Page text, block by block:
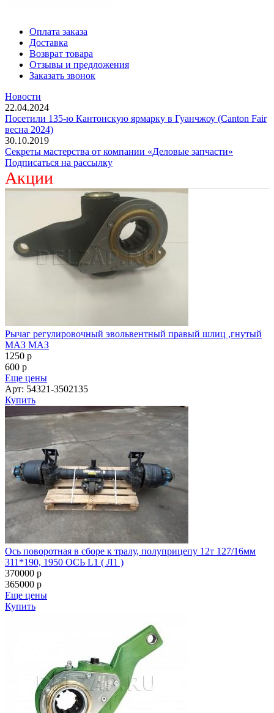
Рычаг регулировочный эвольвентный правый шлиц ,гнутый
МАЗ МАЗ
1250p
600p
Еще цены
Арт: 54321-3502135
Ось поворотная в сборе к тралу, полуприцепу 12т 127/16мм
311*190, 1950 ОСЬ L1 ( Л1 )
370000p
365000
Еще цены
Купить
Рычаг регулировочный КАМАЗ-6560 Автомат. правый
КамАЗ
1740p
600p